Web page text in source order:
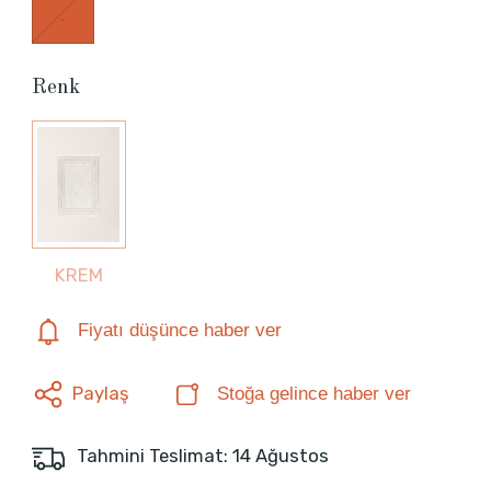
.
Renk
KREM
Fiyatı düşünce haber ver
Paylaş Stoğa gelince haber ver
Tahmini Teslimat: 14 Ağustos